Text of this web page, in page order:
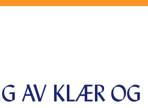
AV KLÆR OG